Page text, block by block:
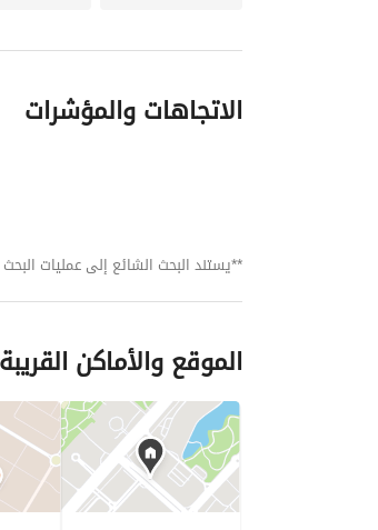
الاتجاهات والمؤشرات
**يستند البحث الشائع إلى عمليات البحث
الموقع والأماكن القريبة